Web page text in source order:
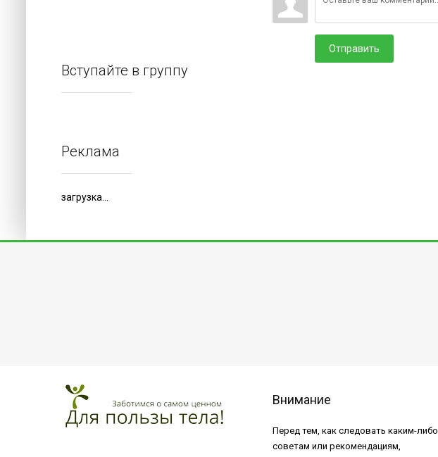
Отправить
Вступайте в группу
Реклама
загрузка...
Внимание
Перед тем, как следовать каким-либо
советам или рекомендациям,